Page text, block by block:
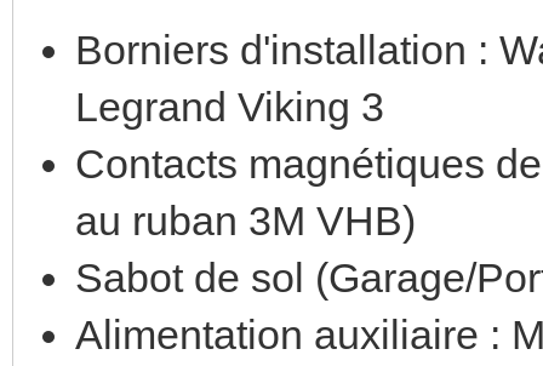
Borniers d'installation :
Legrand Viking 3
Contacts magnétiques
au ruban 3M VHB)
Sabot de sol (Garage/
Alimentation auxiliaire :